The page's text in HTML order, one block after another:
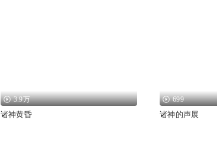
3.9万
诸神黄昏
699
诸神的声展